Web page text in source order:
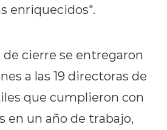
enriquecidos".
de cierre se entregaron
a las 19 directoras de
que cumplieron con
en un año de trabajo,